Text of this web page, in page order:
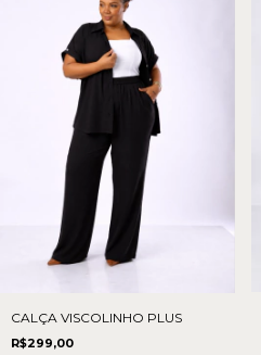
CALÇA VISCOLINHO PLUS
R$299,00